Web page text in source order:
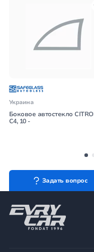
Украина
Боковое автостекло
C4, 10 -
Задать вопрос